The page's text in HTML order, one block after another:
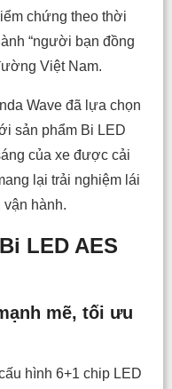
chứng theo thời
“người bạn đồng
Việt Nam.
Wave đã lựa chọn
sản phẩm Bi LED
của xe được cải
lại trải nghiệm lái
hành.
LED AES
mẽ, tối ưu
hình 6+1 chip LED